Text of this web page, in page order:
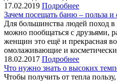
17.02.2019 Подробнее
Зачем посещать баню – польза
Для большинства людей поход
можно пообщаться с друзьями,
женщин это ещё и прекрасная
омолаживающие и
18.02.2017 Подробнее
Что нужно знать о высоких
Чтобы получить от тепла